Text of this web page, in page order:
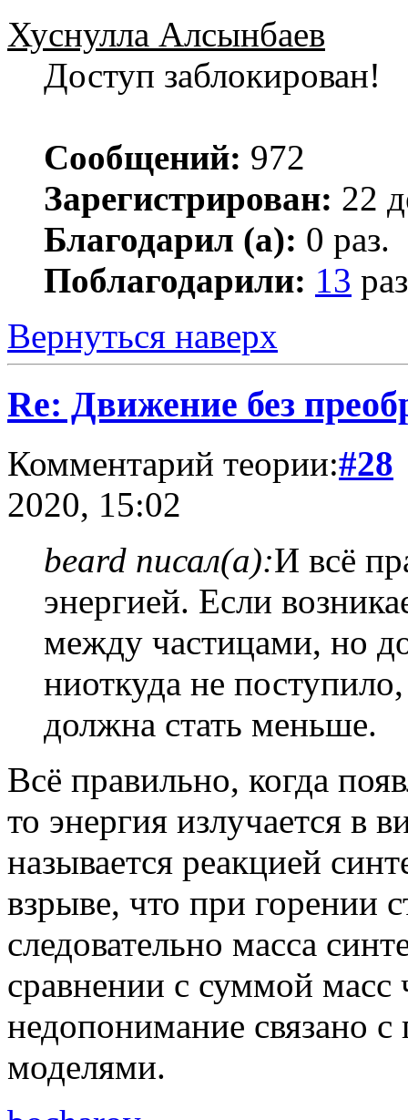
Хуснулла Алсынбаев
Доступ заблокирован!
Сообщений: 972
Зарегистрирован: 22
Благодарил (а): 0 раз.
Поблагодарили: 13
Вернуться наверх
Re: Движение без
Комментарий теории:#28
2020, 15:02
beard писал(а):И всё
энергией. Если
между частицами, но
ниоткуда не
должна стать меньше.
Всё правильно, когда
то энергия излучается в
называется реакцией
взрыве, что при горении
следовательно масса
сравнении с суммой масс
недопонимание связано
моделями.